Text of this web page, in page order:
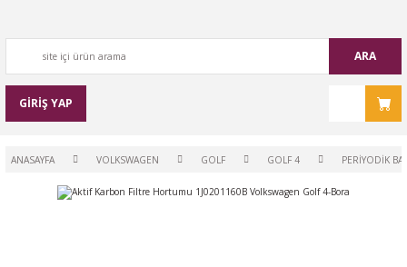
ARA
GİRİŞ YAP
ANASAYFA VOLKSWAGEN GOLF GOLF 4 PERİYODİK